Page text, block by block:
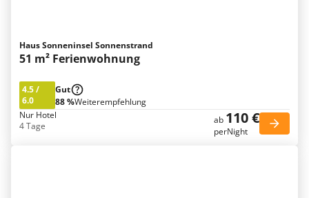
Haus Sonneninsel Sonnenstrand
51 m² Ferienwohnung
4.5/
6.0
Gut
88 %Weiterempfehlung
Nur Hotel
4 Tage
ab 110 €
perNight